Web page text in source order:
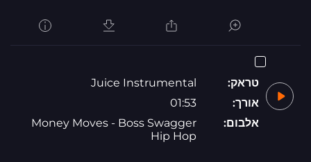
טראק:
Juice Instrumental
אורך:
01:53
אלבום:
Money Moves - Boss Swagger
Hip Hop